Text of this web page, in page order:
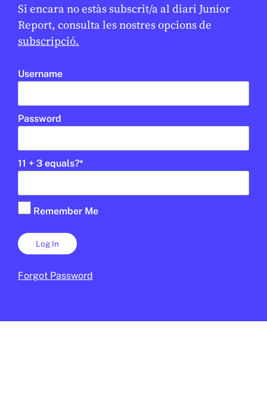
Si encara no estàs subscrit/a al diari Junior
Report, consulta les nostres opcions de
subscripció.
Username
Password
11 + 3 equals?*
Remember Me
Forgot Password
SALUT
Donants de Sang
PABLO ESTACIO 7 DE GENER DE 2026 · 6:00